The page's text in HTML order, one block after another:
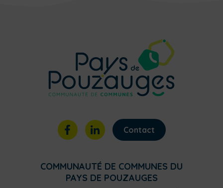
Contact
COMMUNAUTÉ DE COMMUNES DU
PAYS DE POUZAUGES